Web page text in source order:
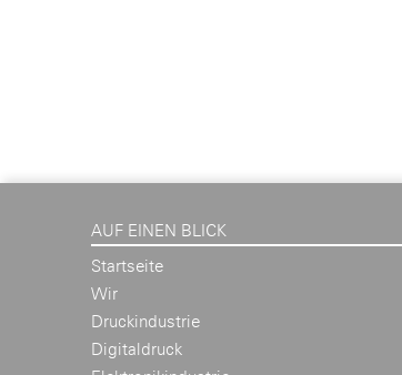
AUF EINEN BLICK
Startseite
Wir
Druckindustrie
Digitaldruck